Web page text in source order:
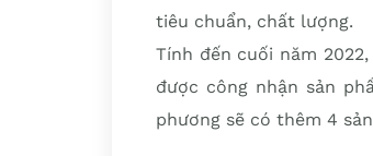
tiêu chuẩn, chất lượng.
Tính đến cuối năm
được công nhận sản
phương sẽ có thêm 4